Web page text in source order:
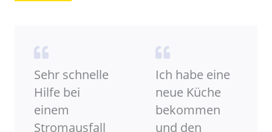
Sehr schnelle
Hilfe bei
einem
Stromausfall
Ich habe eine
neue Küche
bekommen
und den